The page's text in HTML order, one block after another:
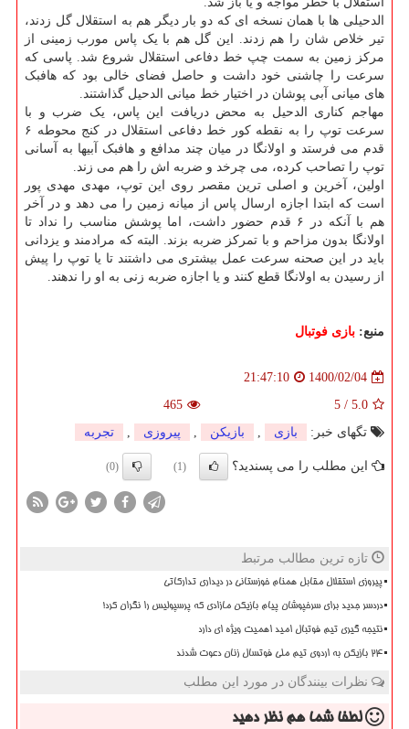
الدحیلی ها با همان نسخه ای که دو بار دیگر هم به استقلال گل زدند،
تیر خلاص شان را هم زدند. این گل هم با یک پاس مورب زمینی از
مرکز زمین به سمت چپ خط دفاعی استقلال شروع شد. پاسی که
سرعت را چاشنی خود داشت و حاصل فضای خالی بود که هافبک
های میانی آبی پوشان در اختیار خط میانی الدحیل گذاشتند.
مهاجم کناری الدحیل به محض دریافت این پاس، یک ضرب و با
سرعت توپ را به نقطه کور خط دفاعی استقلال در کنج محوطه ۶
قدم می فرستد و اولانگا در میان چند مدافع و هافبک آبیها به آسانی
توپ را تصاحب کرده، می چرخد و ضربه اش را هم می زند.
اولین، آخرین و اصلی ترین مقصر روی این توپ، مهدی مهدی پور
است که ابتدا اجازه ارسال پاس از میانه زمین را می دهد و در آخر
هم با آنکه در ۶ قدم حضور داشت، اما پوشش مناسب را نداد تا
اولانگا بدون مزاحم و با تمرکز ضربه بزند. البته که مرادمند و یزدانی
باید در این صحنه سرعت عمل بیشتری می داشتند تا یا توپ را پیش
از رسیدن به اولانگا قطع کنند و یا اجازه ضربه زنی به او را ندهند.
منبع: بازی فوتبال
1400/02/04
21:47:10
5.0
/
5
465
تگهای خبر:
بازی , بازیكن , پیروزی , تجربه
این مطلب را می پسندید؟ (1)
(0)
تازه ترین مطالب مرتبط
پیروزی استقلال مقابل همنام خوزستانی در دیداری تدارکاتی
دردسر جدید برای سرخپوشان پیام بازیکن مازادی که پرسپولیس را نگران کرد!
نتیجه گیری تیم فوتبال امید اهمیت ویژه ای دارد
۲۴ بازیکن به اردوی تیم ملی فوتسال زنان دعوت شدند
نظرات بینندگان در مورد این مطلب
لطفا شما همنظر دهید